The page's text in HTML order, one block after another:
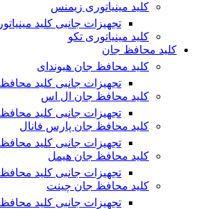
کلید مینیاتوری زیمنس
تجهیزات جانبی کلید
کلید مینیاتوری تکو
کلید محافظ جان
کلید محافظ جان هیوندای
تجهیزات جانبی کلید
کلید محافظ جان ال اس
تجهیزات جانبی کلید
کلید محافظ جان پارس فانال
تجهیزات جانبی کلید
کلید محافظ جان هیمل
تجهیزات جانبی کلید
کلید محافظ جان چینت
تجهیزات جانبی کلید